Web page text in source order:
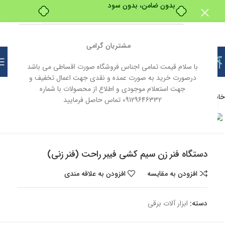
مشتریان گرامی
با سلام قیمت تمامی اجناس فروشگاه صورت اقساطی می باشد
درصورت خرید به صورت عمده و نقدی جهت اعمال تخفیف و
جهت استعلام موجودی و اطلاع از محصولات با شماره
09129646332 تماس حاصل فرمایید
بدون ضامن، بدون سود
خانه ابزار آلات ابزار آلات برقی
بزرگنمایی تصویر
دستگاه فنر زن سیم کشی فیبر راحت (فنر زنی)
افزودن به مقایسه افزودن به علاقه مندی
دسته: ابزار آلات برقی